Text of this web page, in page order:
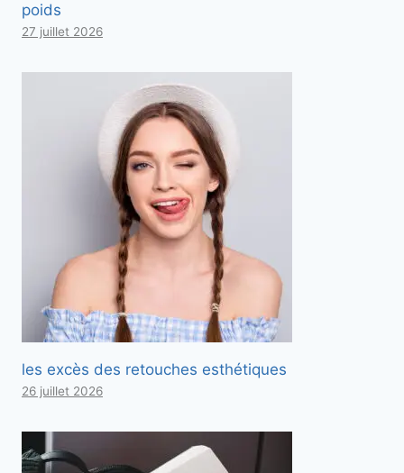
poids
27 juillet 2026
les excès des retouches esthétiques
26 juillet 2026